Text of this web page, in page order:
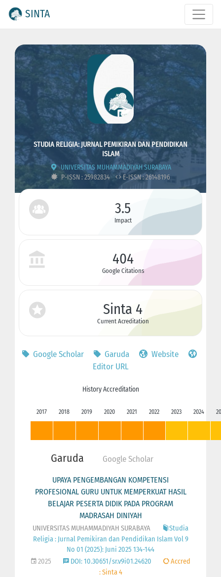
SINTA
STUDIA RELIGIA: JURNAL PEMIKIRAN DAN PENDIDIKAN
ISLAM
UNIVERSITAS MUHAMMADIYAH SURABAYA
P-ISSN : 25982834
E-ISSN : 26148196
3.5
Impact
404
Google Citations
Sinta 4
Current Acreditation
Google Scholar Garuda
Website
Editor URL
History Accreditation
2017 2018 2019 2020 2021 2022 2023 2024
Garuda Google Scholar
UPAYA PENGEMBANGAN KOMPETENSI
PROFESIONAL GURU UNTUK MEMPERKUAT HASIL
BELAJAR PESERTA DIDIK PADA PROGRAM
MADRASAH DINIYAH
UNIVERSITAS MUHAMMADIYAH SURABAYA
Studia
Religia : Jurnal Pemikiran dan Pendidikan Islam Vol 9
No 01 (2025): Juni 2025 134-144
2025
DOI: 10.30651/sr.v9i01.24620
Accred
: Sinta 4